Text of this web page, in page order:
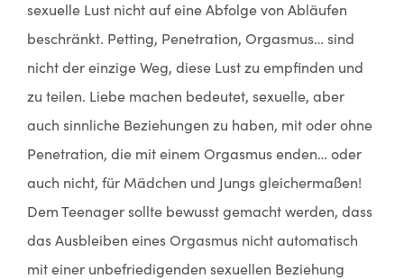
sexuelle Lust nicht auf eine Abfolge von Abläufen
beschränkt. Petting, Penetration, Orgasmus… sind
nicht der einzige Weg, diese Lust zu empfinden und
zu teilen. Liebe machen bedeutet, sexuelle, aber
auch sinnliche Beziehungen zu haben, mit oder ohne
Penetration, die mit einem Orgasmus enden… oder
auch nicht, für Mädchen und Jungs gleichermaßen!
Dem Teenager sollte bewusst gemacht werden, dass
das Ausbleiben eines Orgasmus nicht automatisch
mit einer unbefriedigenden sexuellen Beziehung